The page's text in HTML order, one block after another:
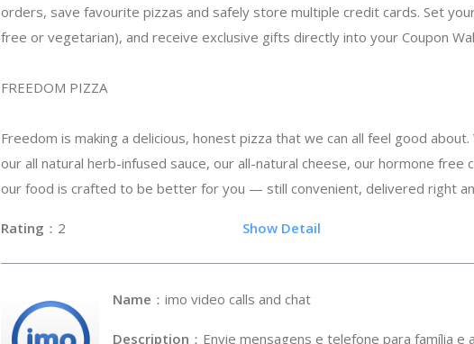
orders, save favourite pizzas and safely store multiple credit cards. Set
free or vegetarian), and receive exclusive gifts directly into your Coupon
FREEDOM PIZZA
Freedom is making a delicious, honest pizza that we can all feel good
our all natural herb-infused sauce, our all-natural cheese, our hormone free
our food is crafted to be better for you — still convenient, delivered right
Rating ：2 Show Detail
Name ：imo video calls and chat
Description ：Envie mensagens e telefone para família